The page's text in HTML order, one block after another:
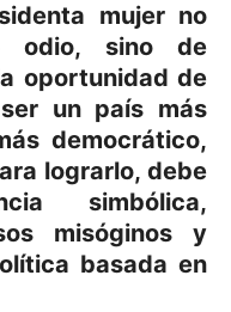
mujer no
odio, sino de
oportunidad de
un país más
democrático,
lograrlo, debe
simbólica,
misóginos y
basada en